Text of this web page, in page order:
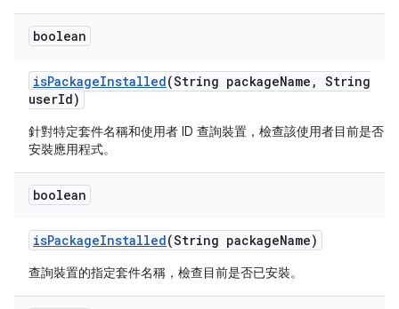
boolean
isPackageInstalled(String packageName , String
userId)
針對特定套件名稱和使用者 ID 查詢裝置，檢查該使用者目前是否已
安裝應用程式。
boolean
isPackageInstalled(String packageName)
查詢裝置的指定套件名稱，檢查目前是否已安裝。